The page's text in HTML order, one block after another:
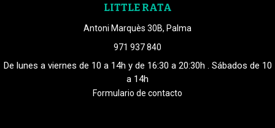
LITTLE RATA
Antoni Marquès 30B, Palma
971 937 840
De lunes a viernes de 10 a 14h y de 16:30 a 20:30h . Sábados de 10
a 14h
Formulario de contacto